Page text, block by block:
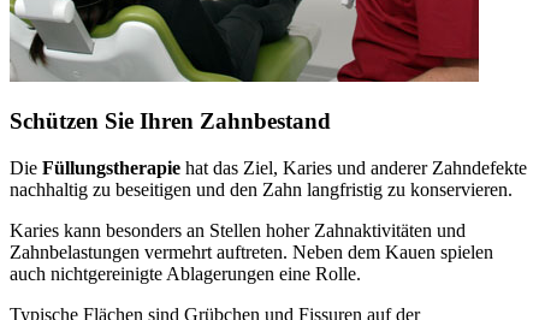
Schützen Sie Ihren Zahnbestand
Die Füllungstherapie hat das Ziel, Karies und anderer Zahndefekte
nachhaltig zu beseitigen und den Zahn langfristig zu konservieren.
Karies kann besonders an Stellen hoher Zahnaktivitäten und
Zahnbelastungen vermehrt auftreten. Neben dem Kauen spielen
auch nichtgereinigte Ablagerungen eine Rolle.
Typische Flächen sind Grübchen und Fissuren auf der